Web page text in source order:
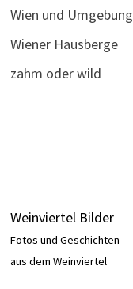
Wien und Umgebung
Wiener Hausberge
zahm oder wild
Weinviertel Bilder
Fotos und Geschichten
aus dem Weinviertel